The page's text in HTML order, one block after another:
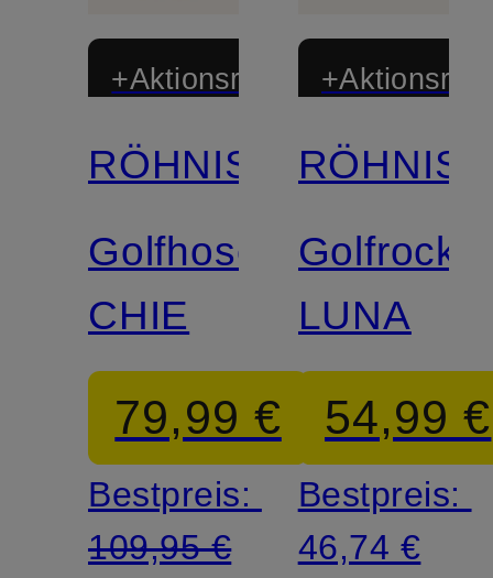
+Aktionsrabatt
RÖHNISCH
Golfhose
CHIE
79,99 €
Bestpreis:
109,95 €
Golfrock
LUNA
54,99 €
Bestpreis:
46,74 €